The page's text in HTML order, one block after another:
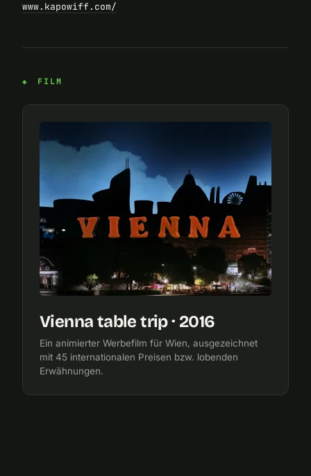
www.kapowiff.com/
FILM
Vienna table trip · 2016
Ein animierter Werbefilm für Wien, ausgezeichnet
mit 45 internationalen Preisen bzw. lobenden
Erwähnungen.